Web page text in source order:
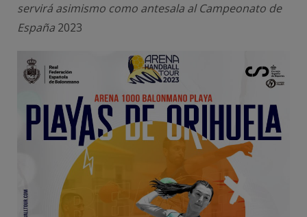
servirá asimismo como antesala al Campeonato de
España 2023